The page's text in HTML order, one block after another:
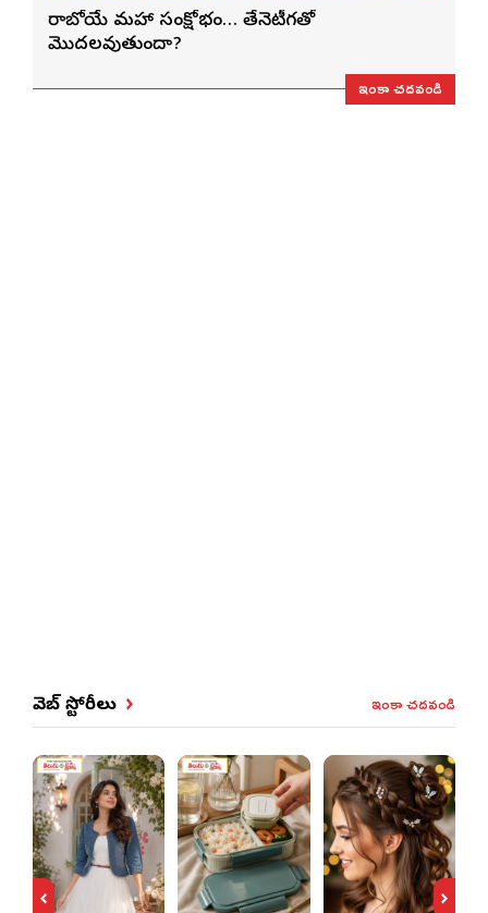
రాబోయే మహా సంక్షోభం… తేనెటీగతో
మొదలవుతుందా?
ఇంకా చదవండి
వెబ్ స్టోరీలు ఇంకా చదవండి